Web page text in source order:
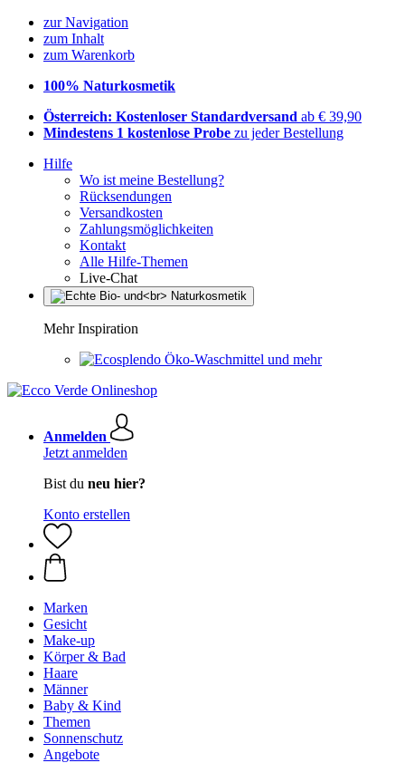
zur Navigation
zum Inhalt
zum Warenkorb
100% Naturkosmetik
Österreich: Kostenloser Standardversand ab € 39,90
Mindestens 1 kostenlose Probe zu jeder Bestellung
Hilfe
Wo ist meine Bestellung?
Rücksendungen
Versandkosten
Zahlungsmöglichkeiten
Kontakt
Alle Hilfe-Themen
Live-Chat
Mehr Inspiration
Öko-Waschmittel und mehr
Anmelden
Jetzt anmelden
Bist du neu hier?
Konto erstellen
Marken
Gesicht
Make-up
Körper & Bad
Haare
Männer
Baby & Kind
Themen
Sonnenschutz
Angebote